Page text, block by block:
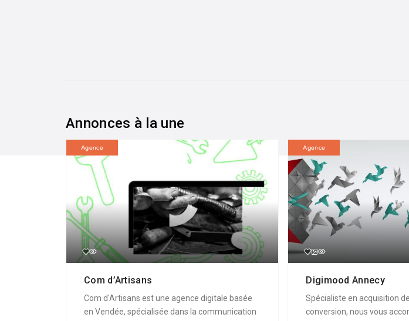
Annonces à la une
Agence
Com d’Artisans
Com d'Artisans est une agence digitale basée
en Vendée, spécialisée dans la communication
Agence
Digimood Annecy
Spécialiste en acquisition
conversion, nous vous